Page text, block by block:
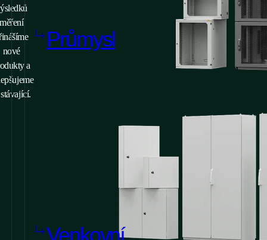
měření
nové
a
Průmysl
Venkovní